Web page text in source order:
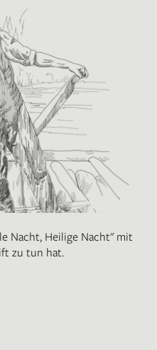
Nacht, Heilige Nacht" mit
zu tun hat.